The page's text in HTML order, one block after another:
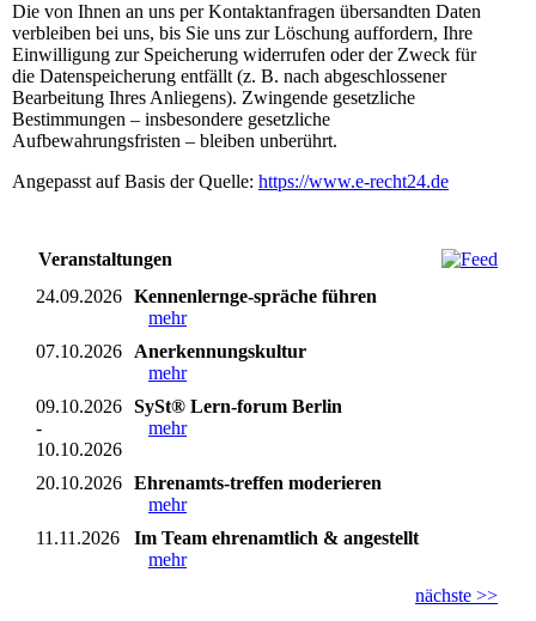
Die von Ihnen an uns per Kontaktanfragen übersandten Daten
verbleiben bei uns, bis Sie uns zur Löschung auffordern, Ihre
Einwilligung zur Speicherung widerrufen oder der Zweck für
die Datenspeicherung entfällt (z. B. nach abgeschlossener
Bearbeitung Ihres Anliegens). Zwingende gesetzliche
Bestimmungen – insbesondere gesetzliche
Aufbewahrungsfristen – bleiben unberührt.
Angepasst auf Basis der Quelle: https://www.e-recht24.de
Veranstaltungen
24.09.2026 Kennenlernge-spräche führen
mehr
07.10.2026
Anerkennungskultur
mehr
09.10.2026
-
10.10.2026
SySt® Lern-forum Berlin
mehr
20.10.2026 Ehrenamts-treffen moderieren
mehr
11.11.2026
Im Team ehrenamtlich & angestellt
mehr
nächste >>